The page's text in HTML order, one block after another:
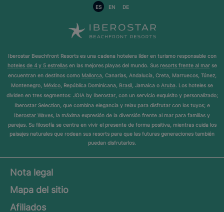
ES EN DE
Iberostar Beachfront Resorts es una cadena hotelera líder en turismo responsable con
hoteles de 4 y 5 estrellasen las mejores playas del mundo. Sus resorts frente al marse
encuentran en destinos como Mallorca, Canarias, Andalucía, Creta, Marruecos, Túnez,
Montenegro, México, República Dominicana, Brasil, Jamaica o Aruba. Los hoteles se
dividen en tres segmentos: JOIA by Iberostar, con un servicio exquisito y personalizado;
Iberostar Selection, que combina elegancia y relax para disfrutar con los tuyos; e
Iberostar Waves, la máxima expresión de la diversión frente al mar para familias y
parejas. Su filosofía se centra en vivir el presente de forma positiva, mientras cuida los
paisajes naturales que rodean sus resorts para que las futuras generaciones también
puedan disfrutarlos.
Nota legal
Mapa del sitio
Afiliados